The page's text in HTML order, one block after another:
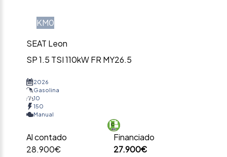
KM0
SEAT Leon
SP 1.5 TSI 110kW FR MY26.5
2026
Gasolina
10
150
Manual
Al contado
28.900€
Financiado
27.900€